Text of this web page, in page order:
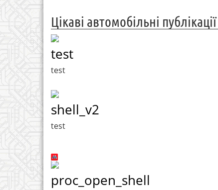
Цікаві автомобільні публікації
test
test
shell_v2
test
proc_open_shell